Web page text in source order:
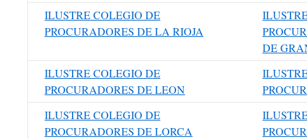
ILUSTRE COLEGIO DE
PROCURADORES DE LA RIOJA
DE
ILUSTRE COLEGIO DE
PROCURADORES DE LEON
ILUSTRE COLEGIO DE
PROCURADORES DE LORCA